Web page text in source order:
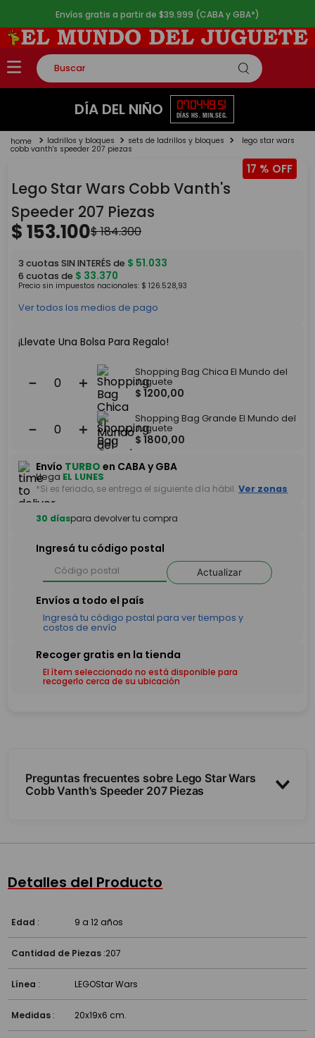
Envíos gratis a partir de $39.999 (CABA y GBA*)
Buscar
TÉRMINOS MÁS BUSCADOS
2.
lego
4.
monopatin
5. toy story
DÍA DEL NIÑO 07
DÍAS
04
HS.
49
MIN.
51
SEG.
ladrillos y bloques sets de ladrillos y bloques lego star wars
cobb vanth's speeder 207 piezas
17 %
Lego Star Wars Cobb Vanth's
Speeder 207 Piezas
$153.100$184.300
3 cuotas SIN INTERÉS de $ 51.033
6 cuotas de $ 33.370
Precio sin impuestos nacionales: $ 126.528,93
Ver todos los medios de pago
¡Llevate Una Bolsa Para Regalo!
＋
－
Shopping Bag Chica El Mundo del
Juguete
$ 1200,00
＋
－
Shopping Bag Grande El Mundo del
Juguete
$ 1800,00
Envío TURBO en CABA y GBA
Llega EL LUNES
*Si es feriado, se entrega el siguiente día hábil. Ver zonas
30 díaspara devolver tu compra
Ingresá tu código postal
Actualizar
El ítem seleccionado no está disponible para
recogerlo cerca de su ubicación
Preguntas frecuentes sobre Lego Star Wars
Cobb Vanth's Speeder 207 Piezas
¿Es compatible con otros Lego?
Detalles del Producto
Edad : 9 a 12 años
Cantidad de Piezas :207
Línea : LEGOStar Wars
Medidas : 20x19x6 cm.